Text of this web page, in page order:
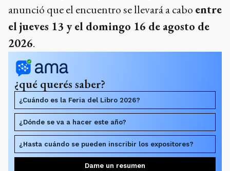
anunció que el encuentro se llevará a cabo entre
el jueves 13 y el domingo 16 de agosto de
2026.
¿qué querés saber?
¿Cuándo es la Feria del Libro 2026?
¿Dónde se va a hacer este año?
¿Hasta cuándo se pueden inscribir los expositores?
Dame un resumen